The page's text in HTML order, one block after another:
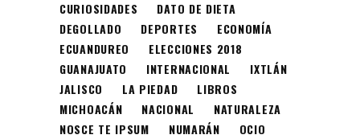
CURIOSIDADES
DATO DE DIETA
DEGOLLADO
DEPORTES
ECONOMÍA
ECUANDUREO
ELECCIONES 2018
GUANAJUATO
INTERNACIONAL
IXTLÁN
JALISCO
LA PIEDAD
LIBROS
MICHOACÁN
NACIONAL
NATURALEZA
NOSCE TE IPSUM
NUMARÁN
OCIO